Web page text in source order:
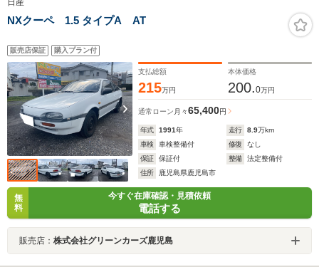
日産
NXクーペ 1.5 タイプA AT
販売店保証 購入プラン付
支払総額
215万円
本体価格
200.0万円
通常ローン 月々65,400円
年式 1991年 走行 8.9万km
車検
車検整備付 修復
なし
保証
保証付 整備
法定整備付
住所
鹿児島県鹿児島市
無
料
今すぐ在庫確認・見積依頼
電話する
販売店： 株式会社グリーンカーズ鹿児島